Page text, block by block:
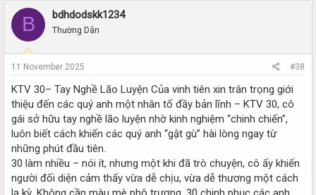
B bdhdodskk1234
Thường Dân
11 November 2025 #38
KTV 30– Tay Nghề Lão Luyện Của vinh tiên xin trân trọng giới
thiệu đến các quý anh một nhân tố đầy bản lĩnh – KTV 30, cô
gái sở hữu tay nghề lão luyện nhờ kinh nghiệm “chinh chiến”,
luôn biết cách khiến các quý anh “gật gù” hài lòng ngay từ
những phút đầu tiên.
30 làm nhiều – nói ít, nhưng một khi đã trò chuyện, cô ấy khiến
người đối diện cảm thấy vừa dễ chịu, vừa dễ thương một cách